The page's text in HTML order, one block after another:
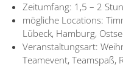
Zeitumfang: 1,5 – 2
mögliche Locations:
Lübeck, Hamburg,
Veranstaltungsart:
Teamevent, Teamspaß,